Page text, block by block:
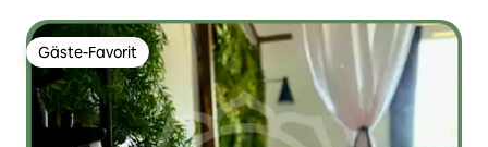
Gäste-Favorit
Gäste-Favorit